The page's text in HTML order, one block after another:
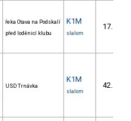
řeka Otava na Podskalí
před loděnicí klubu
K1M
slalom
17.
USD Trnávka
K1M
slalom
42.